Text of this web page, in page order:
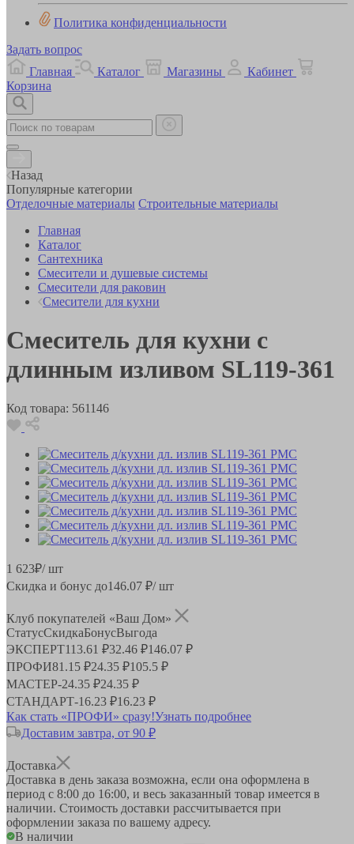
Политика конфиденциальности
Задать вопрос
Главная
Каталог Магазины
Кабинет
Корзина
Назад
Популярные категории
Отделочные материалы Строительные материалы
Главная
Каталог
Сантехника
Смесители и душевые системы
Смесители для раковин
Смесители для кухни
Смеситель для кухни с
длинным изливом SL119-361
Код товара: 561146
1 623₽/ шт
Скидка и бонус до146.07 ₽/ шт
Клуб покупателей «Ваш Дом»
СтатусСкидкаБонусВыгода
ЭКСПЕРТ113.61 ₽32.46 ₽146.07 ₽
ПРОФИ81.15 ₽24.35 ₽105.5 ₽
МАСТЕР-24.35 ₽24.35 ₽
СТАНДАРТ-16.23 ₽16.23 ₽
Как стать «ПРОФИ» сразу!Узнать подробнее
Доставим завтра, от 90 ₽
Доставка
Доставка в день заказа возможна, если она оформлена в
период с 8:00 до 16:00, и весь заказанный товар имеется в
наличии. Стоимость доставки рассчитывается при
оформлении заказа по вашему адресу.
В наличии